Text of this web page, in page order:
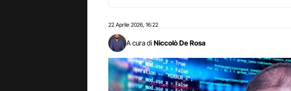
22 Aprile 2026 16:22
A cura di Niccolò De Rosa